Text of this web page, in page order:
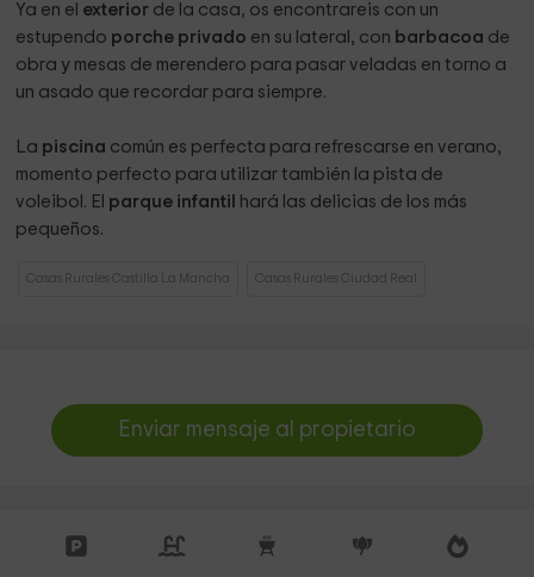
Ya en el exterior de la casa, os encontrareis con un
estupendo porche privado en su lateral, con barbacoa de
obra y mesas de merendero para pasar veladas en torno a
un asado que recordar para siempre.
La piscina común es perfecta para refrescarse en verano,
momento perfecto para utilizar también la pista de
voleibol. El parque infantil
hará las delicias de los más
pequeños.
Casas Rurales Castilla La Mancha Casas Rurales Ciudad Real
Enviar mensaje al propietario